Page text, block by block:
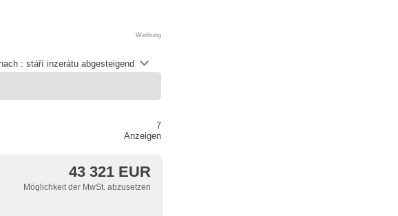
Werbung
: stáří inzerátu abgesteigend
7
Anzeigen
43 321 EUR
Möglichkeit der MwSt. abzusetzen